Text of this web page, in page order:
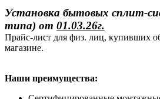
Установка бытовых сплит-
типа) от 01.03.26г.
Прайс-лист для физ. лиц, купивших
магазине.
Наши преимущества: